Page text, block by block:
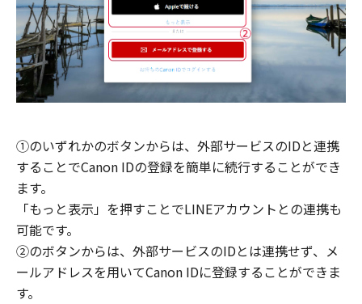
①のいずれかのボタンからは、外部サービスのIDと連携
することでCanon IDの登録を簡単に続行することができ
ます。
「もっと表示」を押すことでLINEアカウントとの連携も
可能です。
②のボタンからは、外部サービスのIDとは連携せず、メ
ールアドレスを用いてCanon IDに登録することができま
す。